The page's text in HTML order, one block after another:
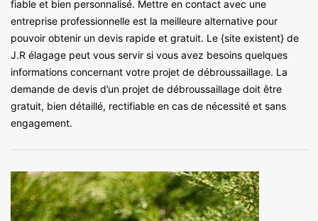
fiable et bien personnalisé. Mettre en contact avec une
entreprise professionnelle est la meilleure alternative pour
pouvoir obtenir un devis rapide et gratuit. Le {site existent} de
J.R élagage peut vous servir si vous avez besoins quelques
informations concernant votre projet de débroussaillage. La
demande de devis d’un projet de débroussaillage doit être
gratuit, bien détaillé, rectifiable en cas de nécessité et sans
engagement.